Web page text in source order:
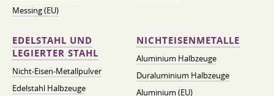
Messing (EU)
EDELSTAHL UND
LEGIERTER STAHL
Nicht-Eisen-Metallpulver
Edelstahl Halbzeuge
NICHTEISENMETALLE
Aluminium Halbzeuge
Duraluminium Halbzeuge
Aluminium (EU)